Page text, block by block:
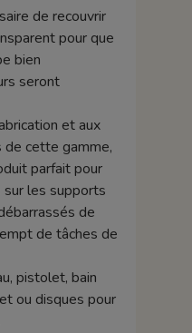
de recouvrir
pour que
bien
seront
et aux
cette gamme,
parfait pour
les supports
de
de tâches de
pistolet, bain
ou disques pour